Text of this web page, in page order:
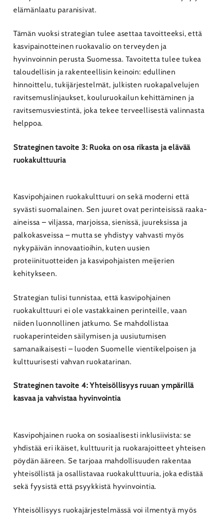
elämänlaatu paranisivat.
Tämän vuoksi strategian tulee asettaa tavoitteeksi, että
kasvipainotteinen ruokavalio on terveyden ja
hyvinvoinnin perusta Suomessa. Tavoitetta tulee tukea
taloudellisin ja rakenteellisin keinoin: edullinen
hinnoittelu, tukijärjestelmät, julkisten ruokapalvelujen
ravitsemuslinjaukset, kouluruokailun kehittäminen ja
ravitsemusviestintä, joka tekee terveellisestä valinnasta
helppoa.
Strateginen tavoite 3: Ruoka on osa rikasta ja elävää
ruokakulttuuria
Kasvipohjainen ruokakulttuuri on sekä moderni että
syvästi suomalainen. Sen juuret ovat perinteisissä raaka-
aineissa – viljassa, marjoissa, sienissä, juureksissa ja
palkokasveissa – mutta se yhdistyy vahvasti myös
nykypäivän innovaatioihin, kuten uusien
proteiinituotteiden ja kasvipohjaisten meijerien
kehitykseen.
Strategian tulisi tunnistaa, että kasvipohjainen
ruokakulttuuri ei ole vastakkainen perinteille, vaan
niiden luonnollinen jatkumo. Se mahdollistaa
ruokaperinteiden säilymisen ja uusiutumisen
samanaikaisesti – luoden Suomelle vientikelpoisen ja
kulttuurisesti vahvan ruokatarinan.
Strateginen tavoite 4: Yhteisöllisyys ruuan ympärillä
kasvaa ja vahvistaa hyvinvointia
Kasvipohjainen ruoka on sosiaalisesti inklusiivista: se
yhdistää eri ikäiset, kulttuurit ja ruokarajoitteet yhteisen
pöydän ääreen. Se tarjoaa mahdollisuuden rakentaa
yhteisöllistä ja osallistavaa ruokakulttuuria, joka edistää
sekä fyysistä että psyykkistä hyvinvointia.
Yhteisöllisyys ruokajärjestelmässä voi ilmentyä myös